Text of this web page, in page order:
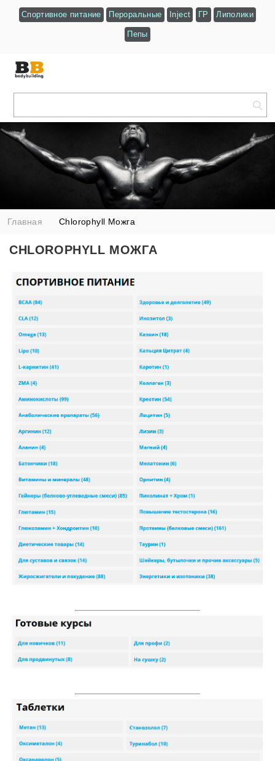
Спортивное питание Пероральные Inject ГР Липолики
Пепы
Главная Chlorophyll Можга
CHLOROPHYLL МОЖГА